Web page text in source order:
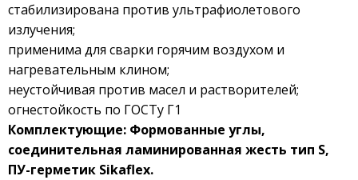
стабилизирована против ультрафиолетового
излучения;
применима для сварки горячим воздухом и
нагревательным клином;
неустойчивая против масел и растворителей;
огнестойкость по ГОСТу Г1
Комплектующие: Формованные углы,
соединительная ламинированная жесть тип S,
ПУ-герметик Sikaflex.